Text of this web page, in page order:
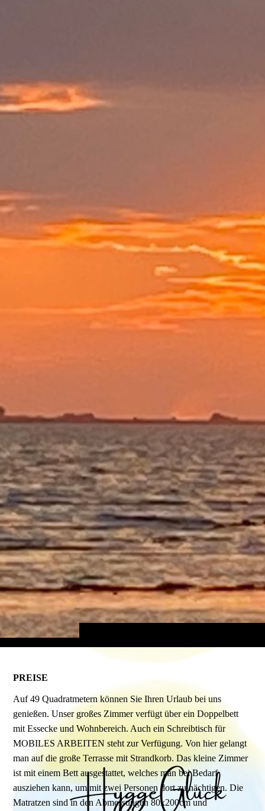
PREISE
Auf 49 Quadratmetern können Sie Ihren Urlaub bei uns
genießen. Unser großes Zimmer verfügt über ein Doppelbett
mit Essecke und Wohnbereich. Auch ein Schreibtisch für
MOBILES ARBEITEN steht zur Verfügung. Von hier gelangt
man auf die große Terrasse mit Strandkorb. Das kleine Zimmer
ist mit einem Bett ausgestattet, welches man bei Bedarf
ausziehen kann, um mit zwei Personen dort zu nächtigen. Die
Matratzen sind in den Abmessungen 80x200cm und